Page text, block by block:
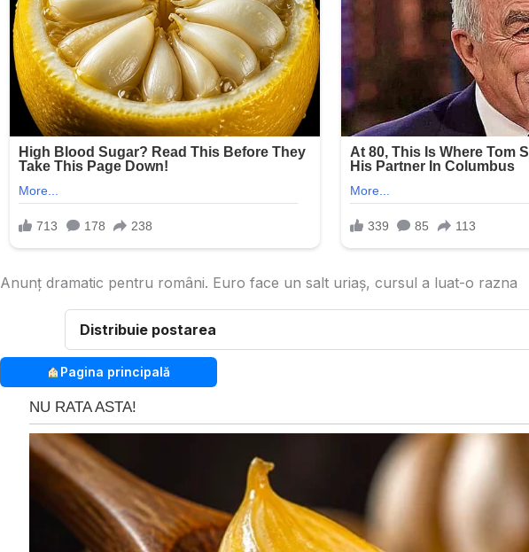
Anunț dramatic pentru români. Euro face un salt uriaș, cursul a luat-o razna
Distribuie postarea
Pagina principală